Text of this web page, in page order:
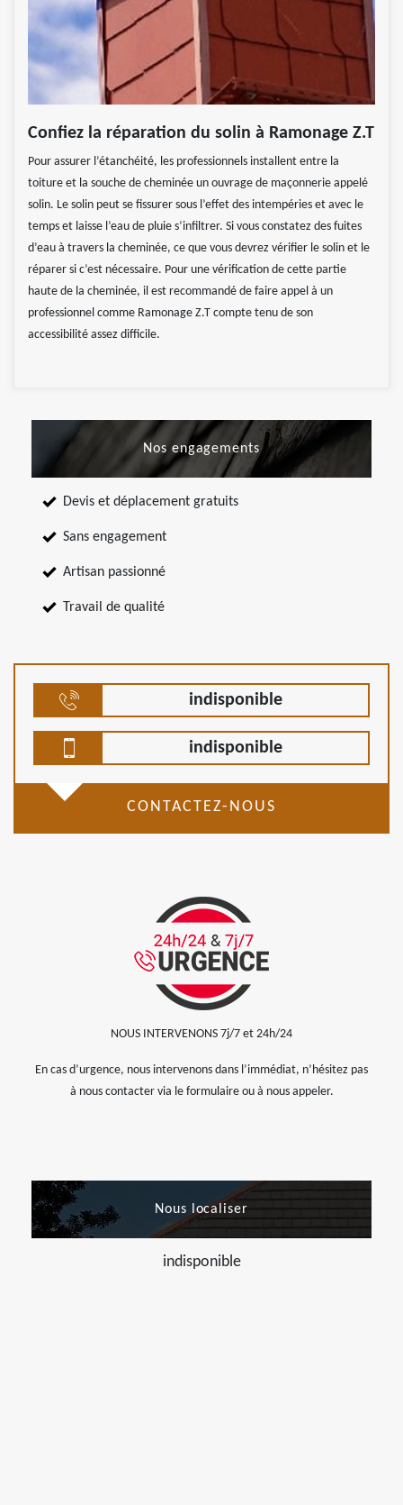
Confiez la réparation du solin à Ramonage Z.T
Pour assurer l’étanchéité, les professionnels installent entre la
toiture et la souche de cheminée un ouvrage de maçonnerie appelé
solin. Le solin peut se fissurer sous l’effet des intempéries et avec le
temps et laisse l’eau de pluie s’infiltrer. Si vous constatez des fuites
d’eau à travers la cheminée, ce que vous devrez vérifier le solin et le
réparer si c’est nécessaire. Pour une vérification de cette partie
haute de la cheminée, il est recommandé de faire appel à un
professionnel comme Ramonage Z.T compte tenu de son
accessibilité assez difficile.
Nos engagements
Devis et déplacement gratuits
Sans engagement
Artisan passionné
Travail de qualité
indisponible
indisponible
CONTACTEZ-NOUS
NOUS INTERVENONS 7j/7 et 24h/24
En cas d’urgence, nous intervenons dans l’immédiat, n’hésitez pas
à nous contacter via le formulaire ou à nous appeler.
Nous localiser
indisponible